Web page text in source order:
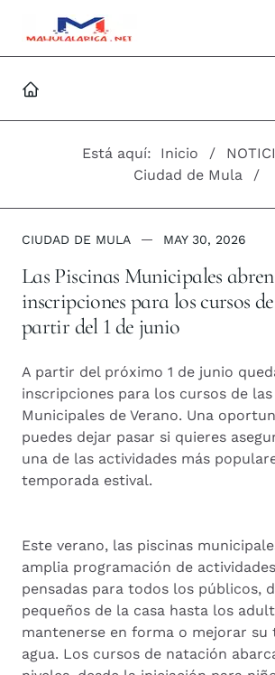
Está aquí: Inicio
Ciudad de Mula
CIUDAD DE MULA MAY 30, 2026
Las Piscinas Municipales abren
inscripciones para los cursos
partir del 1 de junio
A partir del próximo 1 de junio
inscripciones para los cursos de las
Municipales de Verano. Una
puedes dejar pasar si quieres
una de las actividades más
temporada estival.
Este verano, las piscinas
amplia programación de
pensadas para todos los públicos,
pequeños de la casa hasta los
mantenerse en forma o mejorar su
agua. Los cursos de natación